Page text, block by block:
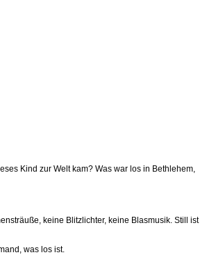
Kind zur Welt kam? Was war los in Bethlehem,
keine Blitzlichter, keine Blasmusik. Still ist
was los ist.